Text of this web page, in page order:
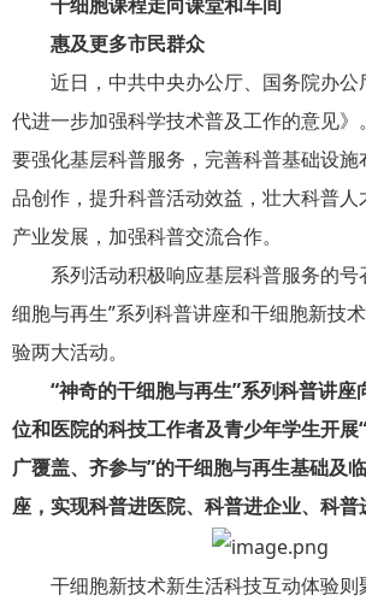
干细胞课程走向课堂和车间
惠及更多市民群众
近日，中共中央办公厅、国务院办公
代进一步加强科学技术普及工作的意见》
要强化基层科普服务，完善科普基础设
品创作，提升科普活动效益，壮大科普
产业发展，加强科普交流合作。
系列活动积极响应基层科普服务的号
细胞与再生”系列科普讲座和干细胞新技
验两大活动。
“神奇的干细胞与再生”系列科普讲座
位和医院的科技工作者及青少年学生开展
广覆盖、齐参与”的干细胞与再生基础及
座，实现科普进医院、科普进企业、科普
干细胞新技术新生活科技互动体验则